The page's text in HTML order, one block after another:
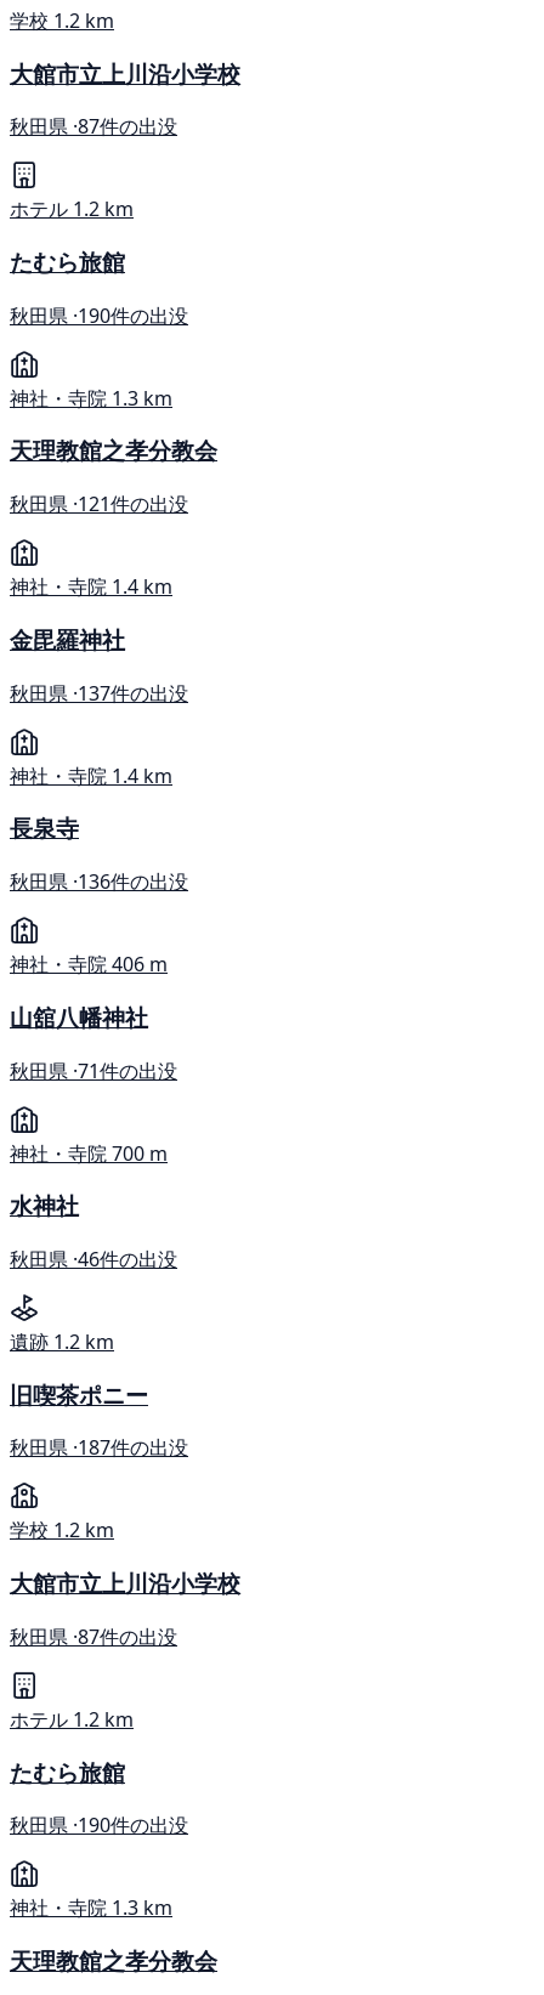
学校 1.2 km
大館市立上川沿小学校
秋田県 ·87件の出没
ホテル 1.2 km
たむら旅館
秋田県 ·190件の出没
神社・寺院 1.3 km
天理教館之孝分教会
秋田県 ·121件の出没
神社・寺院 1.4 km
金毘羅神社
秋田県 ·137件の出没
神社・寺院 1.4 km
長泉寺
秋田県 ·136件の出没
神社・寺院406 m
山舘八幡神社
秋田県 ·71件の出没
神社・寺院700 m
水神社
秋田県 ·46件の出没
遺跡 1.2 km
旧喫茶ポニー
秋田県 ·187件の出没
学校 1.2 km
大館市立上川沿小学校
秋田県 ·87件の出没
ホテル 1.2 km
たむら旅館
秋田県 ·190件の出没
神社・寺院 1.3 km
天理教館之孝分教会